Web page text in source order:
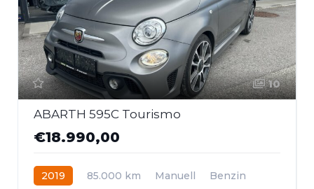
10
ABARTH 595C Tourismo
€18.990,00
2019 85.000 km Manuell
Benzin